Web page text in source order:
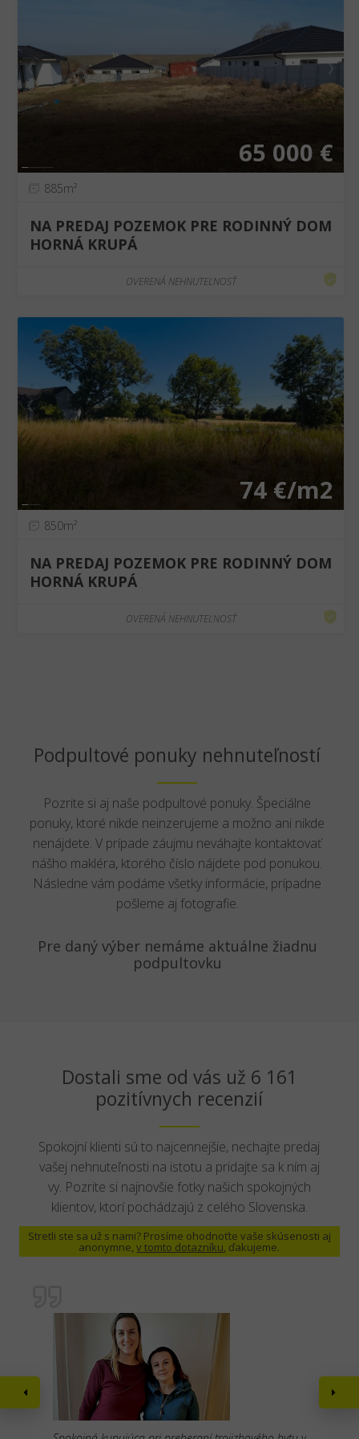
❮ ❯
65 000 €
885m²
NA PREDAJ POZEMOK PRE RODINNÝ DOM
HORNÁ KRUPÁ
OVERENÁ NEHNUTEĽNOSŤ
❮ ❯
74 €/m2
850m²
NA PREDAJ POZEMOK PRE RODINNÝ DOM
HORNÁ KRUPÁ
OVERENÁ NEHNUTEĽNOSŤ
Podpultové ponuky nehnuteľností
Pozrite si aj naše podpultové ponuky. Špeciálne
ponuky, ktoré nikde neinzerujeme a možno ani nikde
nenájdete. V prípade záujmu neváhajte kontaktovať
nášho makléra, ktorého číslo nájdete pod ponukou.
Následne vám podáme všetky informácie, prípadne
pošleme aj fotografie.
Pre daný výber nemáme aktuálne žiadnu
podpultovku
Dostali sme od vás už 6 161
pozitívnych recenzií
Spokojní klienti sú to najcennejšie, nechajte predaj
vašej nehnuteľnosti na istotu a pridajte sa k ním aj
vy. Pozrite si najnovšie fotky našich spokojných
klientov, ktorí pochádzajú z celého Slovenska.
Stretli ste sa už s nami? Prosíme ohodnoťte vaše skúsenosti aj
anonymne,v tomto dotazníku, ďakujeme.